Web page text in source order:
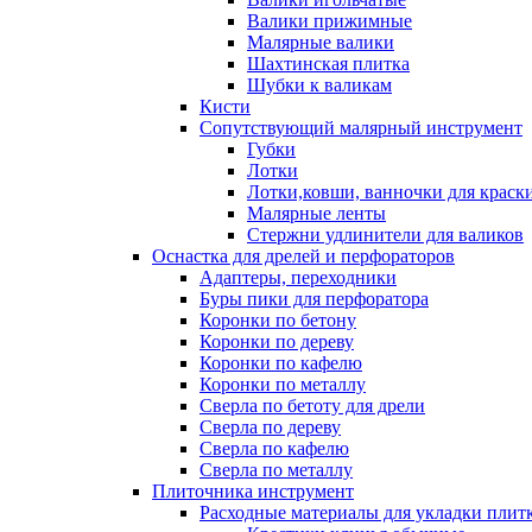
Валики прижимные
Малярные валики
Шахтинская плитка
Шубки к валикам
Кисти
Сопутствующий малярный инструмент
Губки
Лотки
Лотки,ковши, ванночки для
Малярные ленты
Стержни удлинители для валиков
Оснастка для дрелей и перфораторов
Адаптеры, переходники
Буры пики для перфоратора
Коронки по бетону
Коронки по дереву
Коронки по кафелю
Коронки по металлу
Сверла по бетоту для дрели
Сверла по дереву
Сверла по кафелю
Сверла по металлу
Плиточника инструмент
Расходные материалы для укладки